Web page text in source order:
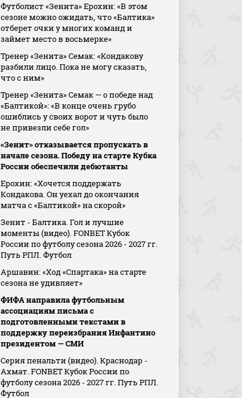
Футболист «Зенита» Ерохин: «В этом
сезоне можно ожидать, что «Балтика»
отберет очки у многих команд и
займет место в восьмерке»
Тренер «Зенита» Семак: «Кондакову
разбили лицо. Пока не могу сказать,
что с ним»
Тренер «Зенита» Семак — о победе над
«Балтикой»: «В конце очень грубо
ошиблись у своих ворот и чуть было
не привезли себе гол»
«Зенит» отказывается пропускать в
начале сезона. Победу на старте Кубка
России обеспечили дебютанты
Ерохин: «Хочется поддержать
Кондакова. Он уехал до окончания
матча с «Балтикой» на скорой»
Зенит - Балтика. Гол и лучшие
моменты (видео). FONBET Кубок
России по футболу сезона 2026 - 2027 гг.
Путь РПЛ. Футбол
Аршавин: «Ход «Спартака» на старте
сезона не удивляет»
ФИФА направила футбольным
ассоциациям письма с
подготовленными текстами в
поддержку переизбрания Инфантино
президентом — СМИ
Серия пенальти (видео). Краснодар -
Ахмат. FONBET Кубок России по
футболу сезона 2026 - 2027 гг. Путь РПЛ.
Футбол